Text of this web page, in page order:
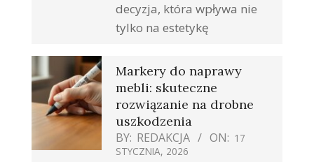
decyzja, która wpływa nie
tylko na estetykę
Markery do naprawy
mebli: skuteczne
rozwiązanie na drobne
uszkodzenia
BY: REDAKCJA ON: 17
STYCZNIA, 2026